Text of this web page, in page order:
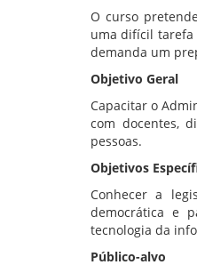
O curso
uma difícil tarefa
demanda um
Objetivo Geral
Capacitar o
com docentes,
pessoas.
Objetivos
Conhecer a
democrática e
tecnologia da
Público-alvo